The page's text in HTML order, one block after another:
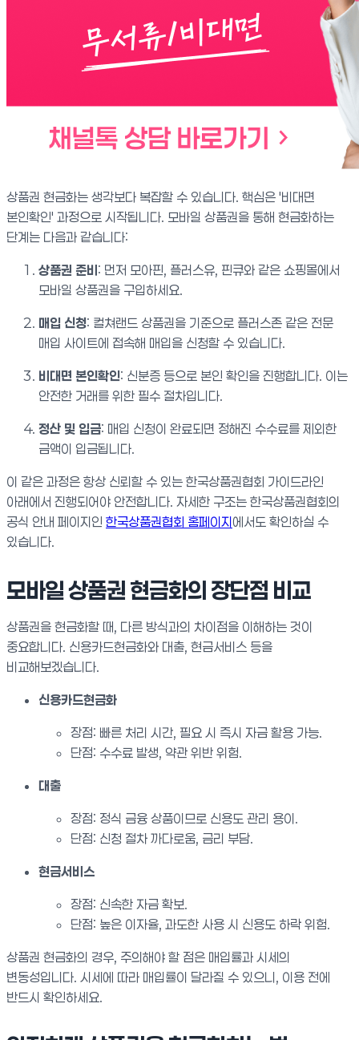
상품권 현금화는 생각보다 복잡할 수 있습니다. 핵심은 '비대면
본인확인' 과정으로 시작됩니다. 모바일 상품권을 통해 현금화하는
단계는 다음과 같습니다:
상품권 준비: 먼저 모아핀, 플러스유, 핀큐와 같은 쇼핑몰에서
모바일 상품권을 구입하세요.
매입 신청: 컬쳐랜드 상품권을 기준으로 플러스존 같은 전문
매입 사이트에 접속해 매입을 신청할 수 있습니다.
비대면 본인확인: 신분증 등으로 본인 확인을 진행합니다. 이는
안전한 거래를 위한 필수 절차입니다.
정산 및 입금: 매입 신청이 완료되면 정해진 수수료를 제외한
금액이 입금됩니다.
이 같은 과정은 항상 신뢰할 수 있는 한국상품권협회 가이드라인
아래에서 진행되어야 안전합니다. 자세한 구조는 한국상품권협회의
공식 안내 페이지인 한국상품권협회 홈페이지에서도 확인하실 수
있습니다.
모바일 상품권 현금화의 장단점 비교
상품권을 현금화할 때, 다른 방식과의 차이점을 이해하는 것이
중요합니다. 신용카드현금화와 대출, 현금서비스 등을
비교해보겠습니다.
신용카드현금화
장점: 빠른 처리 시간, 필요 시 즉시 자금 활용 가능.
단점: 수수료 발생, 약관 위반 위험.
대출
장점: 정식 금융 상품이므로 신용도 관리 용이.
단점: 신청 절차 까다로움, 금리 부담.
현금서비스
장점: 신속한 자금 확보.
단점: 높은 이자율, 과도한 사용 시 신용도 하락 위험.
상품권 현금화의 경우, 주의해야 할 점은 매입률과 시세의
변동성입니다. 시세에 따라 매입률이 달라질 수 있으니, 이용 전에
반드시 확인하세요.